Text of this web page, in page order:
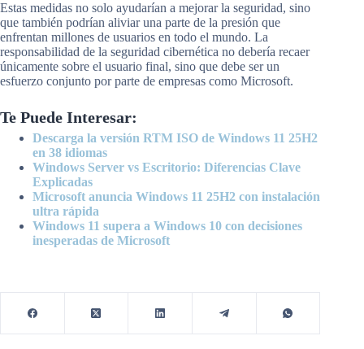
Estas medidas no solo ayudarían a mejorar la seguridad, sino
que también podrían aliviar una parte de la presión que
enfrentan millones de usuarios en todo el mundo. La
responsabilidad de la seguridad cibernética no debería recaer
únicamente sobre el usuario final, sino que debe ser un
esfuerzo conjunto por parte de empresas como Microsoft.
Te Puede Interesar:
Descarga la versión RTM ISO de Windows 11 25H2
en 38 idiomas
Windows Server vs Escritorio: Diferencias Clave
Explicadas
Microsoft anuncia Windows 11 25H2 con instalación
ultra rápida
Windows 11 supera a Windows 10 con decisiones
inesperadas de Microsoft